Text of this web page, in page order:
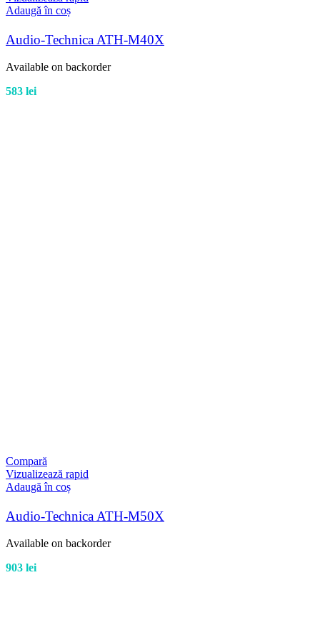
Adaugă în coș
Audio-Technica ATH-M40X
Available on backorder
583 lei
Compară
Vizualizează rapid
Adaugă în coș
Audio-Technica ATH-M50X
Available on backorder
903 lei